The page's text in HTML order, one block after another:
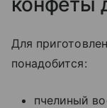
Для
понадобится:
пчелиный